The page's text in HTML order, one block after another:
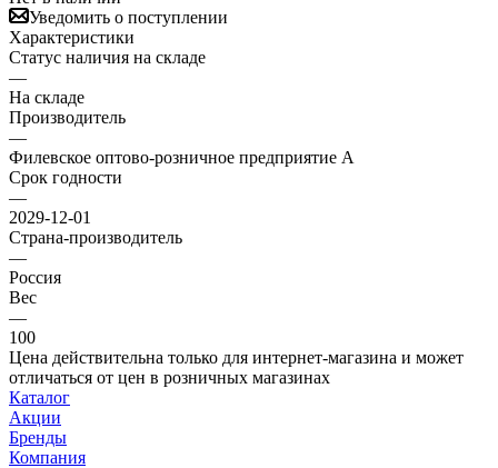
Уведомить о поступлении
Характеристики
Статус наличия на складе
—
На складе
Производитель
—
Филевское оптово-розничное предприятие А
Срок годности
—
2029-12-01
Страна-производитель
—
Россия
Вес
—
100
Цена действительна только для интернет-магазина и может
отличаться от цен в розничных магазинах
Каталог
Акции
Бренды
Компания